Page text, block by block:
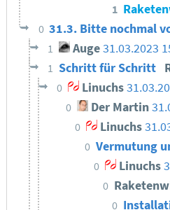
1
0 31.3. Bitte nochmal
1 Auge 31.03.2023
1 Schritt für Schritt
0 Linuchs
0 Der Martin
0 Linuchs
0 Vermutung
0 Linuchs
0
0